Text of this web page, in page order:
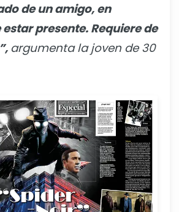
de un amigo, en
presente. Requiere de
argumenta la joven de 30